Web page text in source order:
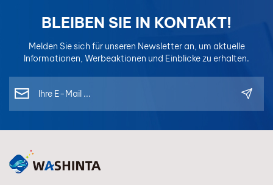
BLEIBEN SIE IN KONTAKT!
Melden Sie sich für unseren Newsletter an, um aktuelle
Informationen, Werbeaktionen und Einblicke zu erhalten.